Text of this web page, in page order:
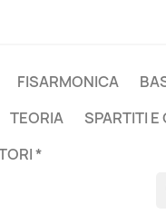
FISARMONICA
TEORIA
SPARTITI
*